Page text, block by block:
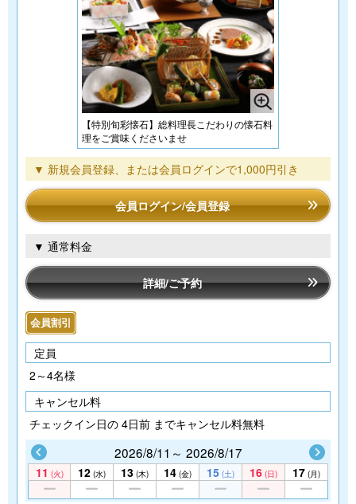
【特別旬彩懐石】総料理長こだわりの懐石料
理をご賞味くださいませ
▼ 新規会員登録、または会員ログインで1,000円引き
会員ログイン/会員登録
▼ 通常料金
詳細/ご予約
会員割引
定員
2～4名様
キャンセル料
チェックイン日の 4日前 までキャンセル料無料
2026/8/11～ 2026/8/17
11 (火) 12 (水) 13 (木) 14 (金) 15 (土) 16 (日) 17 (月)